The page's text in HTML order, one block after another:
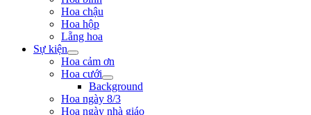
Hoa chậu
Hoa hộp
Lẵng hoa
Sự kiện
Hoa cảm ơn
Hoa cưới
Background
Hoa ngày 8/3
Hoa ngày nhà giáo